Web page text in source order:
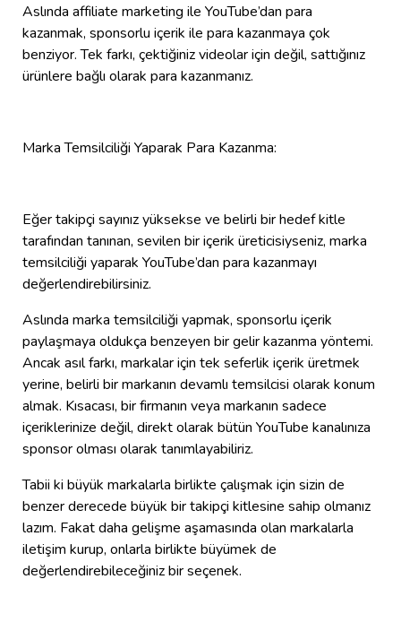
Aslında affiliate marketing ile YouTube’dan para
kazanmak, sponsorlu içerik ile para kazanmaya çok
benziyor. Tek farkı, çektiğiniz videolar için değil, sattığınız
ürünlere bağlı olarak para kazanmanız.
Marka Temsilciliği Yaparak Para Kazanma:
Eğer takipçi sayınız yüksekse ve belirli bir hedef kitle
tarafından tanınan, sevilen bir içerik üreticisiyseniz, marka
temsilciliği yaparak YouTube’dan para kazanmayı
değerlendirebilirsiniz.
Aslında marka temsilciliği yapmak, sponsorlu içerik
paylaşmaya oldukça benzeyen bir gelir kazanma yöntemi.
Ancak asıl farkı, markalar için tek seferlik içerik üretmek
yerine, belirli bir markanın devamlı temsilcisi olarak konum
almak. Kısacası, bir firmanın veya markanın sadece
içeriklerinize değil, direkt olarak bütün YouTube kanalınıza
sponsor olması olarak tanımlayabiliriz.
Tabii ki büyük markalarla birlikte çalışmak için sizin de
benzer derecede büyük bir takipçi kitlesine sahip olmanız
lazım. Fakat daha gelişme aşamasında olan markalarla
iletişim kurup, onlarla birlikte büyümek de
değerlendirebileceğiniz bir seçenek.